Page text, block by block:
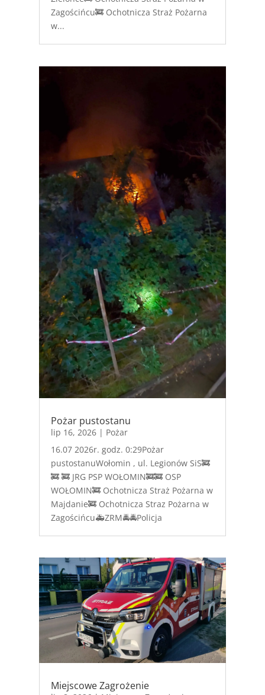
Zagościńcu🚒 Ochotnicza Straż Pożarna
w...
Pożar pustostanu
lip 16, 2026 | Pożar
16.07 2026r. godz. 0:29Pożar
pustostanuWołomin , ul. Legionów SiS🚒
🚒 🚒 JRG PSP WOŁOMIN🚒🚒 OSP
WOŁOMIN🚒 Ochotnicza Straż Pożarna w
Majdanie🚒 Ochotnicza Straz Pożarna w
Zagościńcu🚑ZRM🚔🚔Policja
Miejscowe Zagrożenie